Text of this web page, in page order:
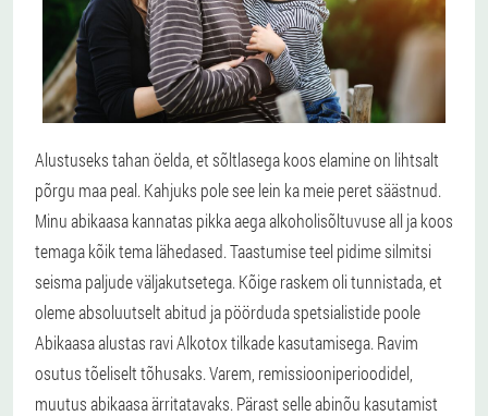
Alustuseks tahan öelda, et sõltlasega koos elamine on lihtsalt
põrgu maa peal. Kahjuks pole see lein ka meie peret säästnud.
Minu abikaasa kannatas pikka aega alkoholisõltuvuse all ja koos
temaga kõik tema lähedased. Taastumise teel pidime silmitsi
seisma paljude väljakutsetega. Kõige raskem oli tunnistada, et
oleme absoluutselt abitud ja pöörduda spetsialistide poole
Abikaasa alustas ravi Alkotox tilkade kasutamisega. Ravim
osutus tõeliselt tõhusaks. Varem, remissiooniperioodidel,
muutus abikaasa ärritatavaks. Pärast selle abinõu kasutamist